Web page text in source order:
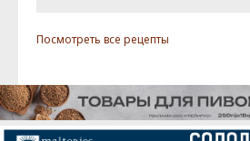
American - Caramel / Crystal 40L
Зифос (Zythos)
Каскад (Cascade DE)
Посмотреть все рецепты